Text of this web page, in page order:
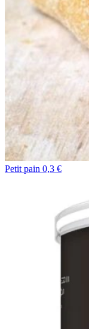
Petit pain 0,3 €